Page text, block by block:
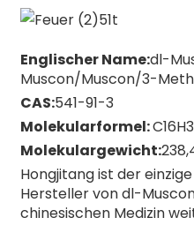
Englischer Name:dl-
Muscon/Muscon/3-
CAS:541-91-3
Molekularformel:
Molekulargewicht:
Hongjitang ist der
Hersteller von dl-
chinesischen Medizin